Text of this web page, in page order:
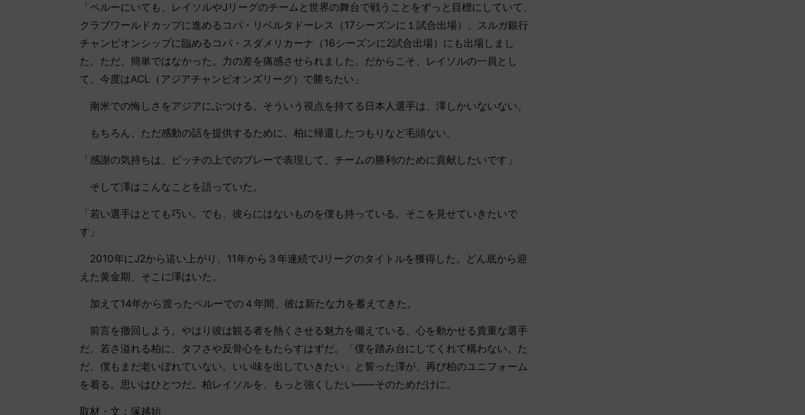
「ペルーにいても、レイソルやJリーグのチームと世界の舞台で戦うことをずっと目標にしていて、
クラブワールドカップに進めるコパ・リベルタドーレス（17シーズンに１試合出場）、スルガ銀行
チャンピオンシップに臨めるコパ・スダメリカーナ（16シーズンに2試合出場）にも出場しまし
た。ただ、簡単ではなかった。力の差を痛感させられました。だからこそ、レイソルの一員とし
て、今度はACL（アジアチャンピオンズリーグ）で勝ちたい」
南米での悔しさをアジアにぶつける。そういう視点を持てる日本人選手は、澤しかいないない。
もちろん、ただ感動の話を提供するために、柏に帰還したつもりなど毛頭ない。
「感謝の気持ちは、ピッチの上でのプレーで表現して、チームの勝利のために貢献したいです」
そして澤はこんなことを語っていた。
「若い選手はとても巧い。でも、彼らにはないものを僕も持っている。そこを見せていきたいで
す」
2010年にJ2から這い上がり、11年から３年連続でJリーグのタイトルを獲得した。どん底から迎
えた黄金期、そこに澤はいた。
加えて14年から渡ったペルーでの４年間、彼は新たな力を蓄えてきた。
前言を撤回しよう。やはり彼は観る者を熱くさせる魅力を備えている。心を動かせる貴重な選手
だ。若さ溢れる柏に、タフさや反骨心をもたらすはずだ。「僕を踏み台にしてくれて構わない。た
だ、僕もまだ老いぼれていない。いい味を出していきたい」と誓った澤が、再び柏のユニフォーム
を着る。思いはひとつだ。柏レイソルを、もっと強くしたい――そのためだけに。
取材・文：塚越始